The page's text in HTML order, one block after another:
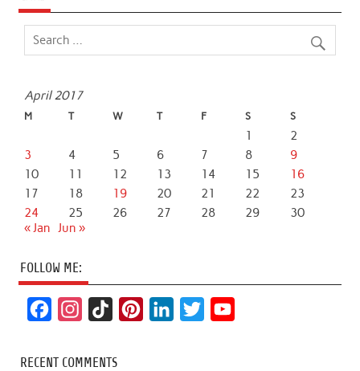
April 2017
M T W T F S S
1
2
3
4 5 6 7 8
9
10
11 12 13 14 15
16
17
18 19 20 21 22
23
24
25 26 27 28 29
30
« Jan Jun »
FOLLOW ME:
c
s
k
RECENT COMMENTS